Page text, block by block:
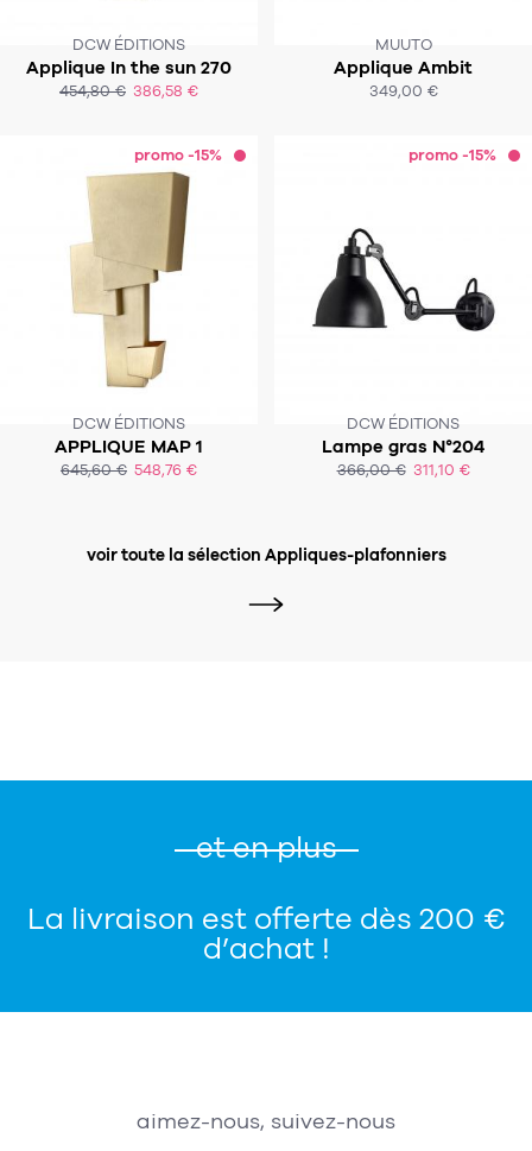
DCW ÉDITIONS
Applique In the sun 270
454,80 € 386,58 €
SOUS 3 À 4 SEMAINES
ACHAT EXPRESS
MUUTO
Applique Ambit
349,00 €
SOUS 3-4 SEMAINES
ACHAT EXPRESS
promo -15%
DCW ÉDITIONS
APPLIQUE MAP 1
645,60 € 548,76 €
SOUS 2 À 3 SEMAINES
ACHAT EXPRESS
promo -15%
DCW ÉDITIONS
Lampe gras N°204
366,00 € 311,10 €
SOUS 2 À 3 SEMAINES
ACHAT EXPRESS
voir toute la sélection Appliques-plafonniers
et en plus
La livraison est offerte dès 200 €
d’achat !
aimez-nous, suivez-nous